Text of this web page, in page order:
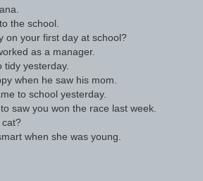
the school.
on your first day at school?
as a manager.
tidy yesterday.
when he saw his mom.
to school yesterday.
saw you won the race last week.
cat?
when she was young.